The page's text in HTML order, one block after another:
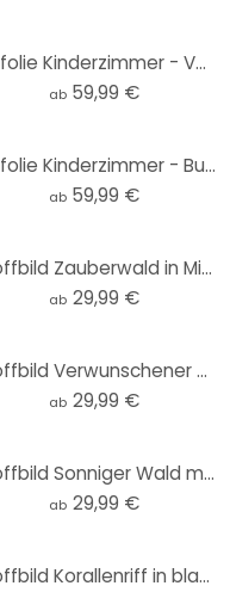
Türfolie Kinderzimmer - Verwunschener Wald im Licht - DigitalArtsi - Selbstklebende Türdeko
ab 59,99 €
Türfolie Kinderzimmer - Bunter Bauernhof in den Bergen - DigitalArtsi - Selbstklebende Türdeko
ab 59,99 €
Stoffbild Zauberwald in Mitternachtsblau - DigitalArtsi - Panorama
ab 29,99 €
Stoffbild Verwunschener Wald im Licht - DigitalArtsi - Panorama
ab 29,99 €
Stoffbild Sonniger Wald mit Hirsch - DigitalArtsi - Panorama
ab 29,99 €
Stoffbild Korallenriff in blauer Lagune - DigitalArtsi - Panorama